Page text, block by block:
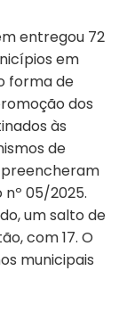
entregou 72
em
forma de
dos
às
de
preencheram
nº 05/2025.
um salto de
com 17. O
municipais